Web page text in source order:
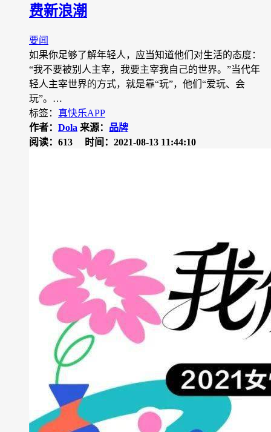
费新浪潮
要闻
如果你足够了解年轻人，应当知道他们对生活的态度：
“我不要被别人主宰，我要主宰我自己的世界。”当代年
轻人主宰世界的方式，就是靠“玩”，他们“爱玩、会
玩”。…
标签： 真快乐APP
作者： Dola 来源： 品牌
阅读：613
时间：2021-08-13 11:44:10